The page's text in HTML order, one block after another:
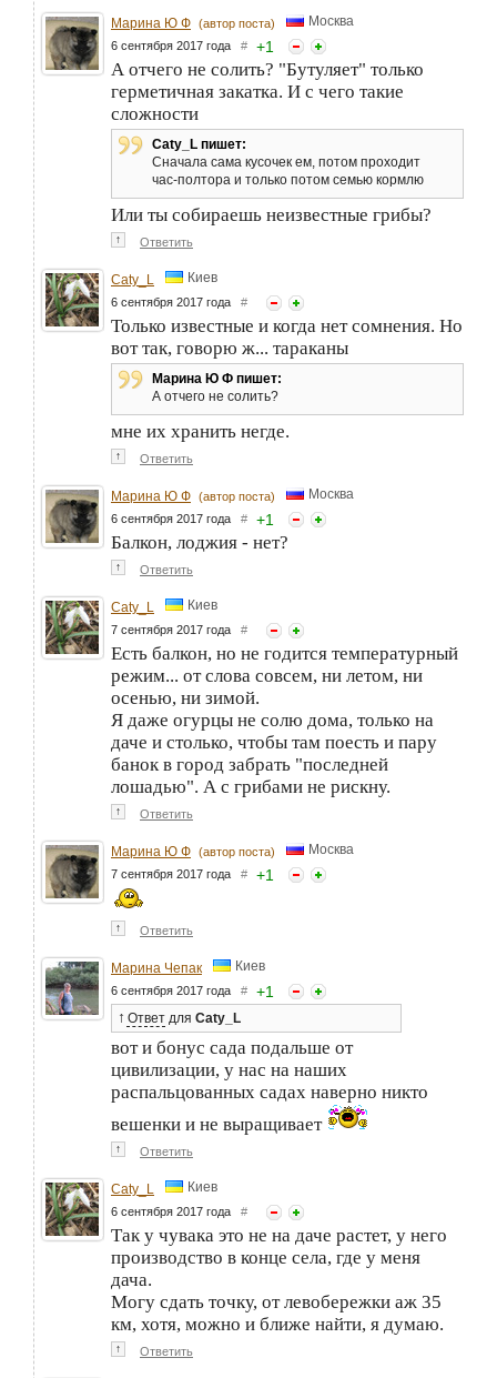
Марина Ю Ф (автор поста) Москва
6 сентября 2017 года # +1
А отчего не солить? "Бутуляет" только
герметичная закатка. И с чего такие
сложности
Caty_L пишет:
Сначала сама кусочек ем, потом проходит
час-полтора и только потом семью кормлю
Или ты собираешь неизвестные грибы?
↑ Ответить
Caty_L Киев
6 сентября 2017 года #
Только известные и когда нет сомнения. Но
вот так, говорю ж... тараканы
Марина Ю Ф пишет:
А отчего не солить?
мне их хранить негде.
↑ Ответить
Марина Ю Ф (автор поста) Москва
6 сентября 2017 года # +1
Балкон, лоджия - нет?
↑ Ответить
Caty_L Киев
7 сентября 2017 года #
Есть балкон, но не годится температурный
режим... от слова совсем, ни летом, ни
осенью, ни зимой.
Я даже огурцы не солю дома, только на
даче и столько, чтобы там поесть и пару
банок в город забрать "последней
лошадью". А с грибами не рискну.
↑ Ответить
Марина Ю Ф (автор поста) Москва
7 сентября 2017 года # +1
↑ Ответить
Марина Чепак Киев
6 сентября 2017 года # +1
↑ Ответ для Caty_L
вот и бонус сада подальше от
цивилизации, у нас на наших
распальцованных садах наверно никто
вешенки и не выращивает
↑ Ответить
Caty_L Киев
6 сентября 2017 года #
Так у чувака это не на даче растет, у него
производство в конце села, где у меня
дача.
Могу сдать точку, от левобережки аж 35
км, хотя, можно и ближе найти, я думаю.
↑ Ответить